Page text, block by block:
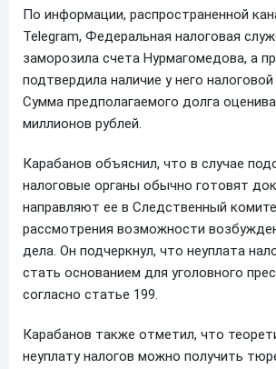
По информации, распространенной
Telegram, Федеральная налоговая
заморозила счета Нурмагомедова, а
подтвердила наличие у него
Сумма предполагаемого долга
миллионов рублей.
Карабанов объяснил, что в случае
налоговые органы обычно готовят
направляют ее в Следственный
рассмотрения возможности
дела. Он подчеркнул, что неуплата
стать основанием для уголовного
согласно статье 199.
Карабанов также отметил, что
неуплату налогов можно получить